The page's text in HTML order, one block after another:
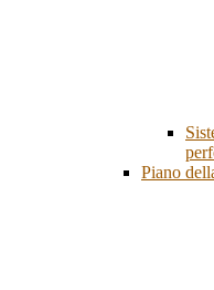
Piano